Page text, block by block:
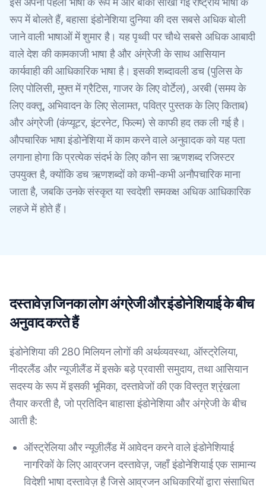
रूप में बोलते हैं, बहासा इंडोनेशिया दुनिया की दस सबसे अधिक बोली
जाने वाली भाषाओं में शुमार है। यह पृथ्वी पर चौथे सबसे अधिक आबादी
वाले देश की कामकाजी भाषा है और अंग्रेजी के साथ आसियान
कार्यवाही की आधिकारिक भाषा है। इसकी शब्दावली डच (पुलिस के
लिए पोलिसी, मुफ्त में ग्रैटिस, गाजर के लिए वोर्टेल), अरबी (समय के
लिए वक्तू, अभिवादन के लिए सेलामत, पवित्र पुस्तक के लिए किताब)
और अंग्रेजी (कंप्यूटर, इंटरनेट, फिल्म) से काफी हद तक ली गई है।
औपचारिक भाषा इंडोनेशिया में काम करने वाले अनुवादक को यह पता
लगाना होगा कि प्रत्येक संदर्भ के लिए कौन सा ऋणशब्द रजिस्टर
उपयुक्त है, क्योंकि डच ऋणशब्दों को कभी-कभी अनौपचारिक माना
जाता है, जबकि उनके संस्कृत या स्वदेशी समकक्ष अधिक आधिकारिक
लहजे में होते हैं।
दस्तावेज़ जिनका लोग अंग्रेजी और इंडोनेशियाई के बीच
अनुवाद करते हैं
इंडोनेशिया की 280 मिलियन लोगों की अर्थव्यवस्था, ऑस्ट्रेलिया,
नीदरलैंड और न्यूजीलैंड में इसके बड़े प्रवासी समुदाय, तथा आसियान
सदस्य के रूप में इसकी भूमिका, दस्तावेजों की एक विस्तृत श्रृंखला
तैयार करती है, जो प्रतिदिन बाहासा इंडोनेशिया और अंग्रेजी के बीच
आती है:
ऑस्ट्रेलिया और न्यूज़ीलैंड में आवेदन करने वाले इंडोनेशियाई
नागरिकों के लिए आव्रजन दस्तावेज़, जहाँ इंडोनेशियाई एक सामान्य
विदेशी भाषा दस्तावेज़ है जिसे आव्रजन अधिकारियों द्वारा संसाधित